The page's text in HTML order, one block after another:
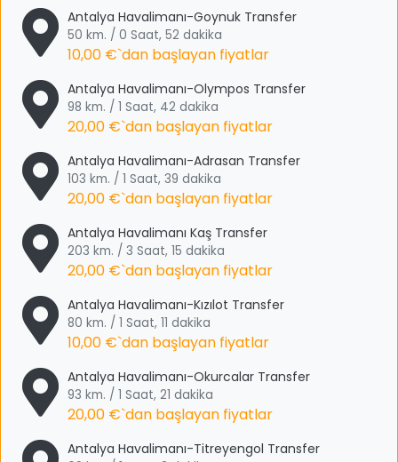
Antalya Havalimanı-Goynuk Transfer
50 km. / 0 Saat, 52 dakika
10,00 €`dan başlayan fiyatlar
Antalya Havalimanı-Olympos Transfer
98 km. / 1 Saat, 42 dakika
20,00 €`dan başlayan fiyatlar
Antalya Havalimanı-Adrasan Transfer
103 km. / 1 Saat, 39 dakika
20,00 €`dan başlayan fiyatlar
Antalya Havalimanı Kaş Transfer
203 km. / 3 Saat, 15 dakika
20,00 €`dan başlayan fiyatlar
Antalya Havalimanı-Kızılot Transfer
80 km. / 1 Saat, 11 dakika
10,00 €`dan başlayan fiyatlar
Antalya Havalimanı-Okurcalar Transfer
93 km. / 1 Saat, 21 dakika
20,00 €`dan başlayan fiyatlar
Antalya Havalimanı-Titreyengol Transfer